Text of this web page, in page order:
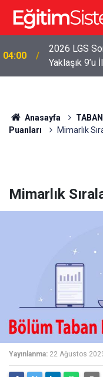
04:00
2026 LGS
Yaklaşık
Anasayfa
Puanları
Mimarlık
Mimarlık
Yayınlanma: 22 Ağustos